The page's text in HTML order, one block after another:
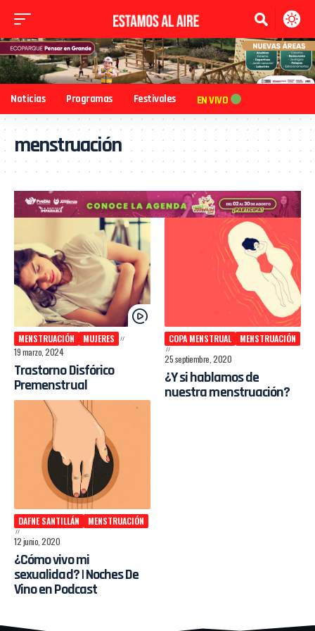
Noticias Programas Festivales EN VIVO
menstruación
MENSTRUACIÓN
MUJERES
19 marzo, 2024
Trastorno Disfórico
Premenstrual
COPA MENSTRUAL
MENSTRUACIÓN
25 septiembre, 2020
¿Y si hablamos de
nuestra menstruación?
DAFNE SANTILLÁN
MENSTRUACIÓN
12 junio, 2020
¿Cómo vivo mi
sexualidad? | Noches De
Vino en Podcast